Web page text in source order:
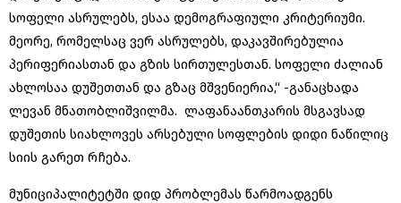
სოფელი ასრულებს, ესაა დემოგრაფიული კრიტერიუმი.
მეორე, რომელსაც ვერ ასრულებს, დაკავშირებულია
პერიფერიასთან და გზის სირთულესთან. სოფელი ძალიან
ახლოსაა დუშეთთან და გზაც მშვენიერია,“ -განაცხადა
ლევან მნათობლიშვილმა. ლაფანაანთკარის მსგავსად
დუშეთის სიახლოვეს არსებული სოფლების დიდი ნაწილიც
სიის გარეთ რჩება.
მუნიციპალიტეტში დიდ პრობლემას წარმოადგენს